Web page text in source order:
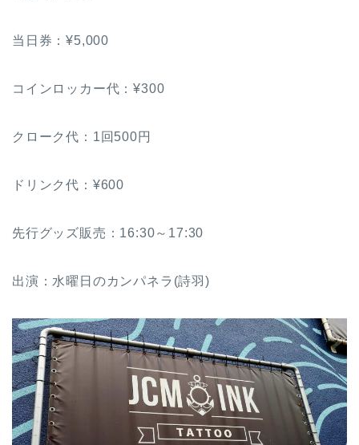
当日券：¥5,000
コインロッカー代：¥300
クローク代：1回500円
ドリンク代：¥600
先行グッズ販売：16:30～17:30
出演：水曜日のカンパネラ(詩羽)